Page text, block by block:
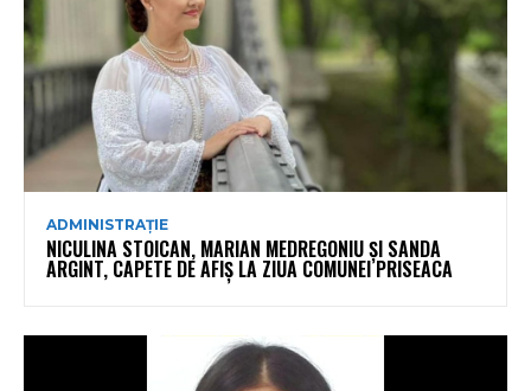
ADMINISTRAȚIE
NICULINA STOICAN, MARIAN MEDREGONIU ȘI SANDA
ARGINT, CAPETE DE AFIȘ LA ZIUA COMUNEI PRISEACA